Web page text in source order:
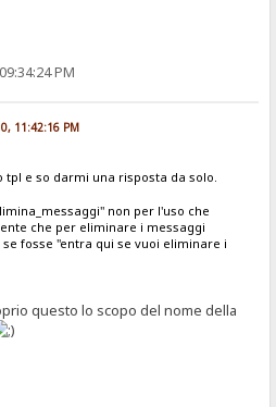
PM
11:42:16 PM
e so darmi una risposta da solo.
non per l'uso che
che per eliminare i messaggi
fosse "entra qui se vuoi eliminare i
questo lo scopo del nome della